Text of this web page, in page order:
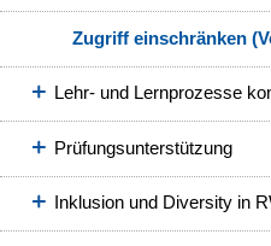
Zugriff einschränken
Lehr- und Lernprozesse
Prüfungsunterstützung
Inklusion und Diversity in